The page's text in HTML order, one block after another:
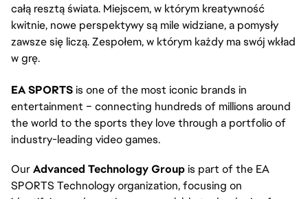
całą resztą świata. Miejscem, w którym kreatywność
kwitnie, nowe perspektywy są mile widziane, a pomysły
zawsze się liczą. Zespołem, w którym każdy ma swój wkład
w grę.
EA SPORTSis one of the most iconic brands in
entertainment – connecting hundreds of millions around
the world to the sports they love through a portfolio of
industry-leading video games.
OurAdvanced Technology Groupis part of the EA
SPORTS Technology organization, focusing on